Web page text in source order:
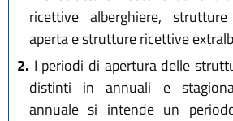
dicembre 2022, n. 23)
ricettive alberghiere,
aperta e strutture ricettive
2. I periodi di apertura delle
distinti in annuali e
annuale si intende un